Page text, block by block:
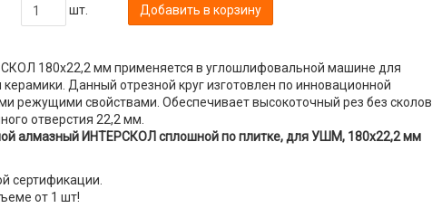
шт. Добавить в корзину
180х22,2 мм применяется в углошлифовальной машине для
Данный отрезной круг изготовлен по инновационной
режущими свойствами. Обеспечивает высокоточный рез без сколов.
отверстия 22,2 мм.
алмазный ИНТЕРСКОЛ сплошной по плитке, для УШМ, 180х22,2 мм
сертификации.
от 1 шт!